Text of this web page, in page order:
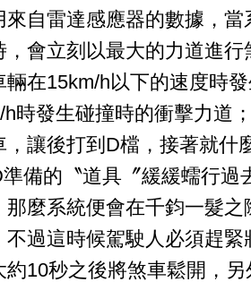
來自雷達感應器的數據，
，會立刻以最大的力道進
輛在15km/h以下的速度時
h時發生碰撞時的衝擊力道
，讓後打到D檔，接著就什
備的〝道具〞緩緩蠕行過
那麼系統便會在千鈞一髮
不過這時候駕駛人必須趕
約10秒之後將煞車鬆開，